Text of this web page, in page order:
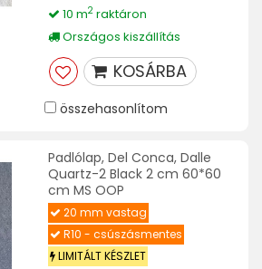
10 m2raktáron
Országos kiszállítás
KOSÁRBA
összehasonlítom
Padlólap, Del Conca, Dalle
Quartz-2 Black 2 cm 60*60
cm MS OOP
20 mm vastag
R10 - csúszásmentes
LIMITÁLT KÉSZLET